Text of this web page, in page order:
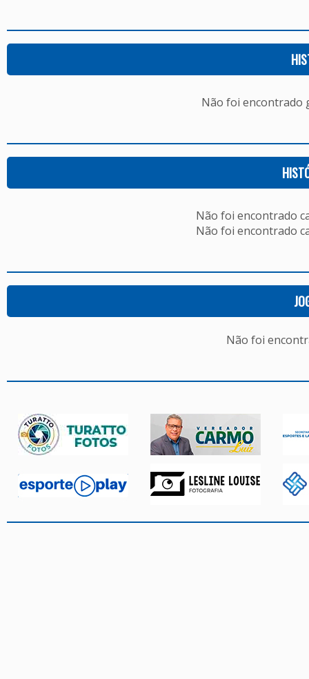
Não foi encontrado
Não foi encontrado
Não foi encontrado
Não foi